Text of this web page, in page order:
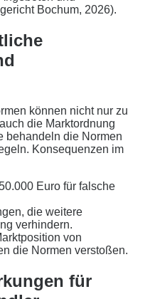
Bochum, 2026).
können nicht nur zu
die Marktordnung
behandeln die Normen
Konsequenzen im
Euro für falsche
die weitere
verhindern.
von
die Normen verstoßen.
für